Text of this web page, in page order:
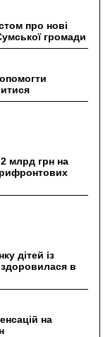
про нові
громади
млрд грн на
дітей із
в
на